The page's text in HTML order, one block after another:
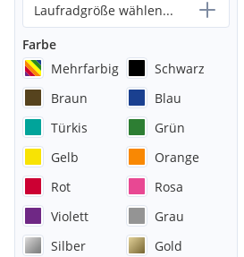
Laufradgröße wählen...
Farbe
Mehrfarbig
Schwarz
Braun
Blau
Türkis
Grün
Gelb
Orange
Rot
Rosa
Violett
Grau
Silber
Gold